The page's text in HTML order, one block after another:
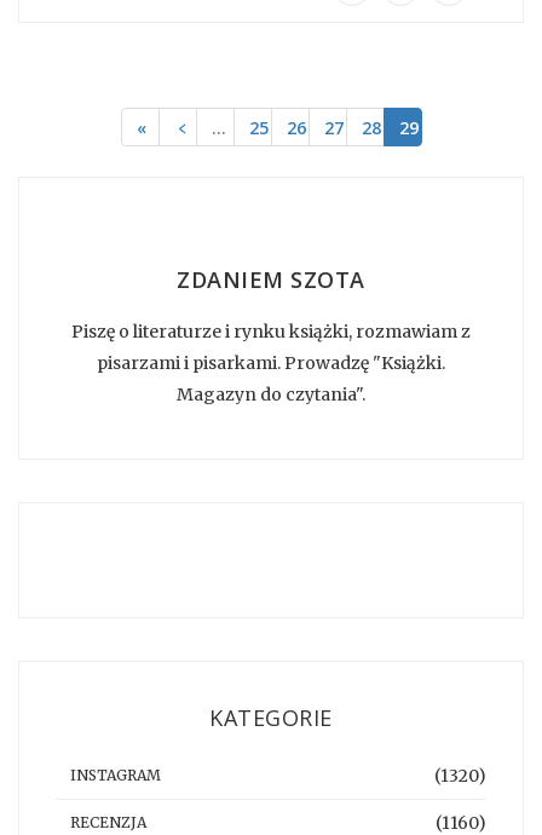
« ﹤ … 25 26 27 28 29
ZDANIEM SZOTA
Piszę o literaturze i rynku książki, rozmawiam z
pisarzami i pisarkami. Prowadzę "Książki.
Magazyn do czytania".
KATEGORIE
INSTAGRAM (1320)
RECENZJA (1160)